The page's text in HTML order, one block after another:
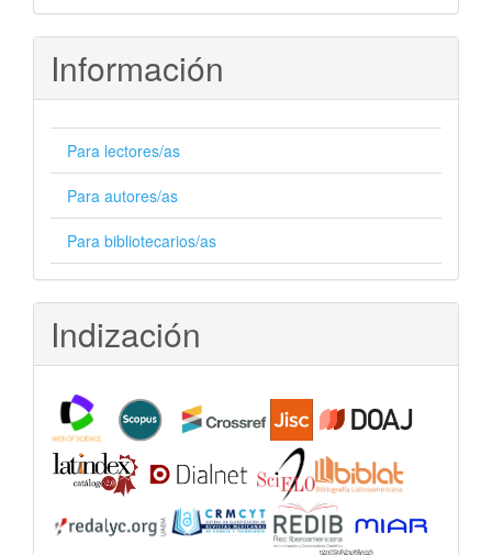
Información
Para lectores/as
Para autores/as
Para bibliotecarios/as
Indización